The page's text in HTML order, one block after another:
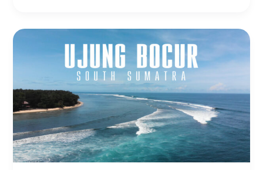
First
South
Sumatra
–
Indonesia